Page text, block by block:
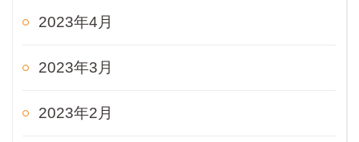
2023年4月
2023年3月
2023年2月